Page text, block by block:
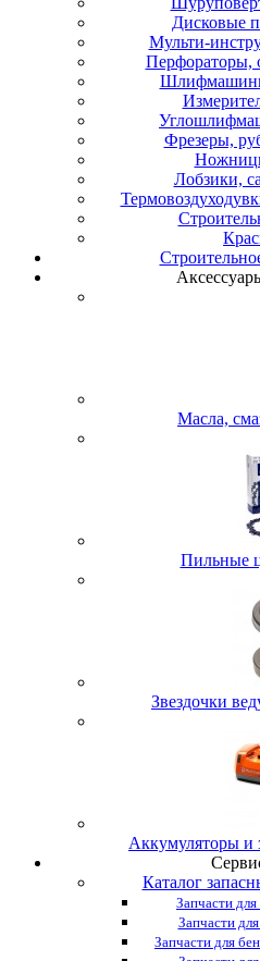
Дисковые
Мульти-
Перфораторы,
Фрезеры,
Лобзики,
Масла,
Пильные
Звездочки
Аккумуляторы и
Каталог
Запчасти
Запчасти
Запчасти для